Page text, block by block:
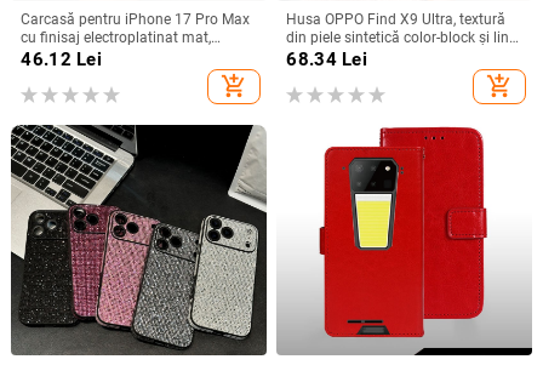
Carcasă pentru iPhone 17 Pro Max
cu finisaj electroplatinat mat,
magnetică, suport rotativ și
46.12 Lei
add_shopping_cart
Husa OPPO Find X9 Ultra, textură
din piele sintetică color-block și linii
fluorescente, GT8Pro husă de
68.34Lei
add_shopping_cart